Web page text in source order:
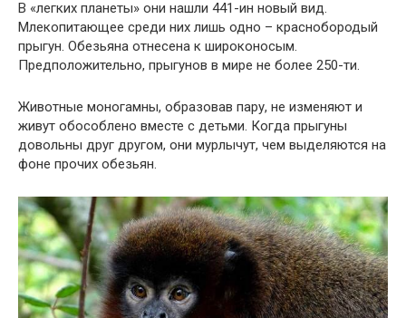
В «легких планеты» они нашли 441-ин новый вид.
Млекопитающее среди них лишь одно – краснобородый
прыгун. Обезьяна отнесена к широконосым.
Предположительно, прыгунов в мире не более 250-ти.
Животные моногамны, образовав пару, не изменяют и
живут обособлено вместе с детьми. Когда прыгуны
довольны друг другом, они мурлычут, чем выделяются на
фоне прочих обезьян.